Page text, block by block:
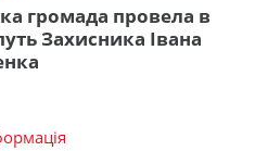
громада провела в
Захисника Івана